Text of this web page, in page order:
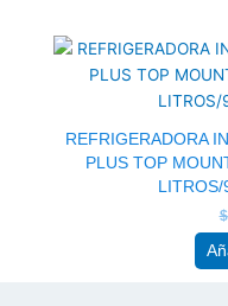
REFRIGERADORA
PLUS TOP
$